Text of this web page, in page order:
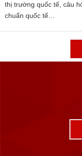
thị trường quốc tế, câu
chuẩn quốc tế…